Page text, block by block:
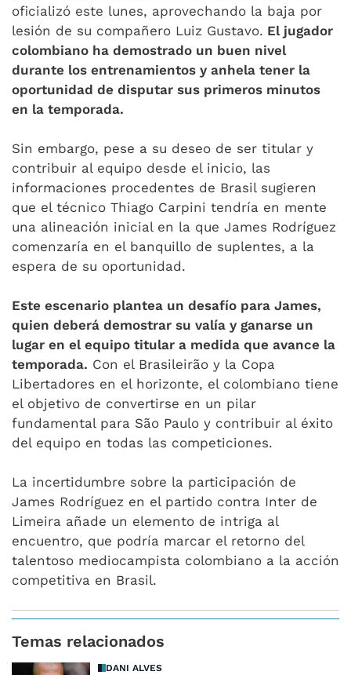
oficializó este lunes, aprovechando la baja por
lesión de su compañero Luiz Gustavo. El jugador
colombiano ha demostrado un buen nivel
durante los entrenamientos y anhela tener la
oportunidad de disputar sus primeros minutos
en la temporada.
Sin embargo, pese a su deseo de ser titular y
contribuir al equipo desde el inicio, las
informaciones procedentes de Brasil sugieren
que el técnico Thiago Carpini tendría en mente
una alineación inicial en la que James Rodríguez
comenzaría en el banquillo de suplentes, a la
espera de su oportunidad.
Este escenario plantea un desafío para James,
quien deberá demostrar su valía y ganarse un
lugar en el equipo titular a medida que avance la
temporada. Con el Brasileirão y la Copa
Libertadores en el horizonte, el colombiano tiene
el objetivo de convertirse en un pilar
fundamental para São Paulo y contribuir al éxito
del equipo en todas las competiciones.
La incertidumbre sobre la participación de
James Rodríguez en el partido contra Inter de
Limeira añade un elemento de intriga al
encuentro, que podría marcar el retorno del
talentoso mediocampista colombiano a la acción
competitiva en Brasil.
Temas relacionados
DANI ALVES